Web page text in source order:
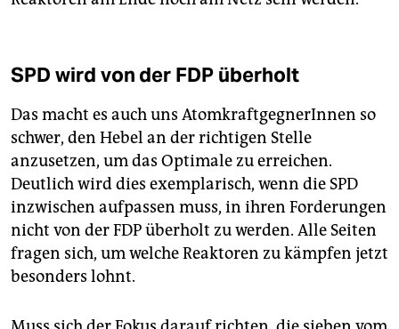
SPD wird von der FDP überholt
Das macht es auch uns AtomkraftgegnerInnen so
schwer, den Hebel an der richtigen Stelle
anzusetzen, um das Optimale zu erreichen.
Deutlich wird dies exemplarisch, wenn die SPD
inzwischen aufpassen muss, in ihren Forderungen
nicht von der FDP überholt zu werden. Alle Seiten
fragen sich, um welche Reaktoren zu kämpfen jetzt
besonders lohnt.